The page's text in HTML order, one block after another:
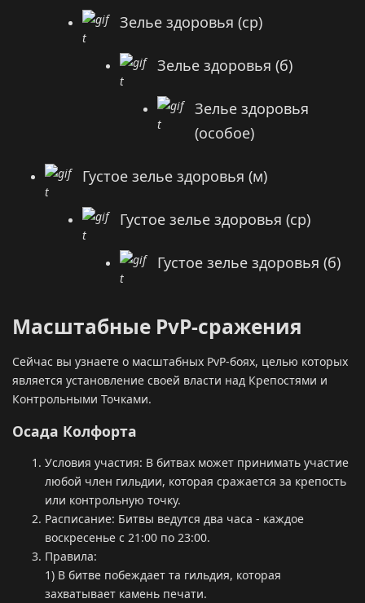
Зелье здоровья (ср)
Зелье здоровья (б)
Зелье здоровья
(особое)
Густое зелье здоровья (м)
Густое зелье здоровья (ср)
Густое зелье здоровья (б)
Масштабные PvP-сражения
Сейчас вы узнаете о масштабных PvP-боях, целью которых
является установление своей власти над Крепостями и
Контрольными Точками.
Осада Колфорта
Условия участия: В битвах может принимать участие
любой член гильдии, которая сражается за крепость
или контрольную точку.
Расписание: Битвы ведутся два часа - каждое
воскресенье с 21:00 по 23:00.
Правила:
1) В битве побеждает та гильдия, которая
захватывает камень печати.